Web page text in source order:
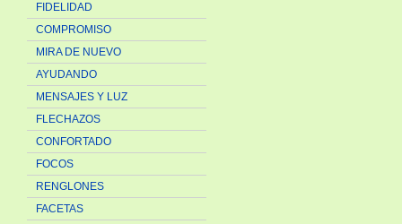
FIDELIDAD
COMPROMISO
MIRA DE NUEVO
AYUDANDO
MENSAJES Y LUZ
FLECHAZOS
CONFORTADO
FOCOS
RENGLONES
FACETAS